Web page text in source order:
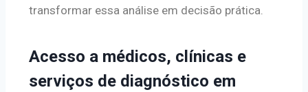
transformar essa análise em decisão prática.
Acesso a médicos, clínicas e
serviços de diagnóstico em